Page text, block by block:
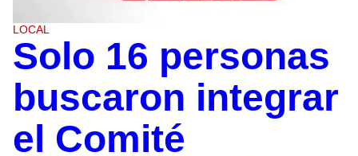
LOCAL
Solo 16 personas
buscaron integrar
el Comité